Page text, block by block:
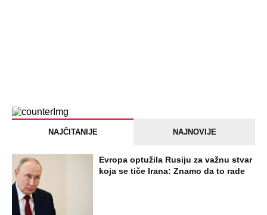
NAJČITANIJE NAJNOVIJE
Evropa optužila Rusiju za važnu stvar
koja se tiče Irana: Znamo da to rade